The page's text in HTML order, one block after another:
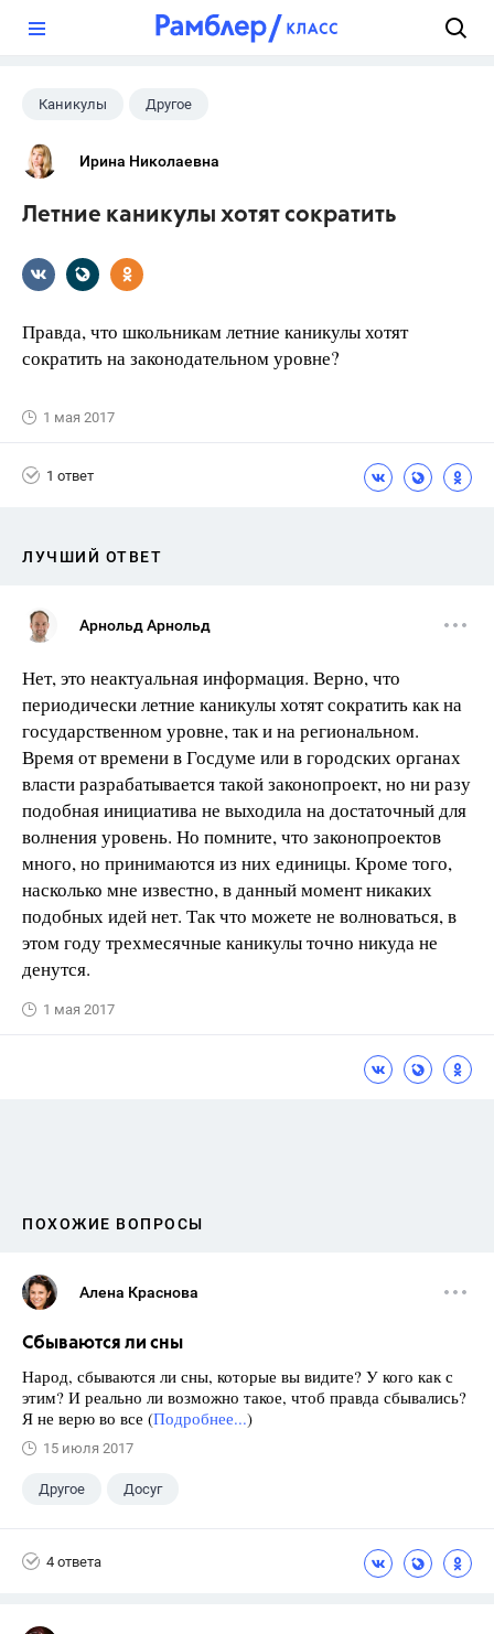
Каникулы Другое
Ирина Николаевна
Летние каникулы хотят сократить
Правда, что школьникам летние каникулы хотят
сократить на законодательном уровне?
1 мая 2017
1 ответ
ЛУЧШИЙ ОТВЕТ
Арнольд Арнольд
Нет, это неактуальная информация. Верно, что
периодически летние каникулы хотят сократить как на
государственном уровне, так и на региональном.
Время от времени в Госдуме или в городских органах
власти разрабатывается такой законопроект, но ни разу
подобная инициатива не выходила на достаточный для
волнения уровень. Но помните, что законопроектов
много, но принимаются из них единицы. Кроме того,
насколько мне известно, в данный момент никаких
подобных идей нет. Так что можете не волноваться, в
этом году трехмесячные каникулы точно никуда не
денутся.
1 мая 2017
ПОХОЖИЕ ВОПРОСЫ
Алена Краснова
Сбываются ли сны
Народ, сбываются ли сны, которые вы видите? У кого как с
этим? И реально ли возможно такое, чтоб правда сбывались?
Я не верю во все (Подробнее...)
15 июля 2017
Другое Досуг
4 ответа